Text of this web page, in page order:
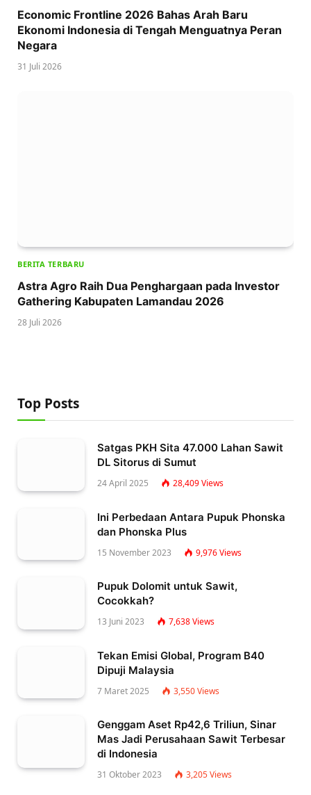
Economic Frontline 2026 Bahas Arah Baru
Ekonomi Indonesia di Tengah Menguatnya Peran
Negara
31 Juli 2026
BERITA TERBARU
Astra Agro Raih Dua Penghargaan pada Investor
Gathering Kabupaten Lamandau 2026
28 Juli 2026
Top Posts
Satgas PKH Sita 47.000 Lahan Sawit
DL Sitorus di Sumut
24 April 2025 28,409Views
Ini Perbedaan Antara Pupuk Phonska
dan Phonska Plus
15 November 2023 9,976Views
Pupuk Dolomit untuk Sawit,
Cocokkah?
13 Juni 2023 7,638Views
Tekan Emisi Global, Program B40
Dipuji Malaysia
7 Maret 2025 3,550Views
Genggam Aset Rp42,6 Triliun, Sinar
Mas Jadi Perusahaan Sawit Terbesar
di Indonesia
31 Oktober 2023 3,205Views